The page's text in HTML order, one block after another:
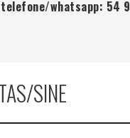
whatsapp: 54
SINE